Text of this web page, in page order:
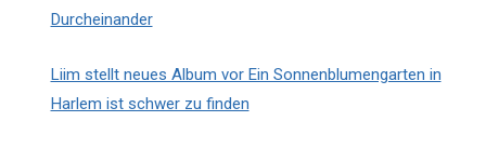
Durcheinander
Liim stellt neues Album vor Ein Sonnenblumengarten in
Harlem ist schwer zu finden